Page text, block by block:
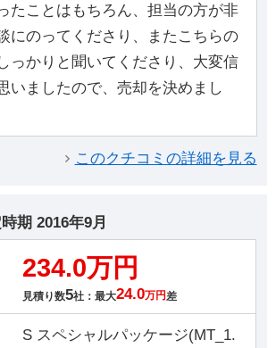
たことはもちろん、担当の方が非
にのってくださり、またこちらの
っかりと聞いてくださり、大変信
いましたので、売却を決めまし
このクチコミの詳細を見る
期 2016年9月
234.0万円
見積り数5社：最大24.0万円差
S スペシャルパッケージ(MT_1.